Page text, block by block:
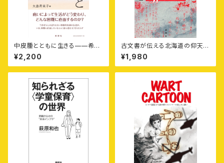
中皮腫とともに生きる——希
少・難治性がん患者と家族の26
の「ものがたり」
¥2,200
古文書が伝える北海道の仰天秘
話51
¥1,980